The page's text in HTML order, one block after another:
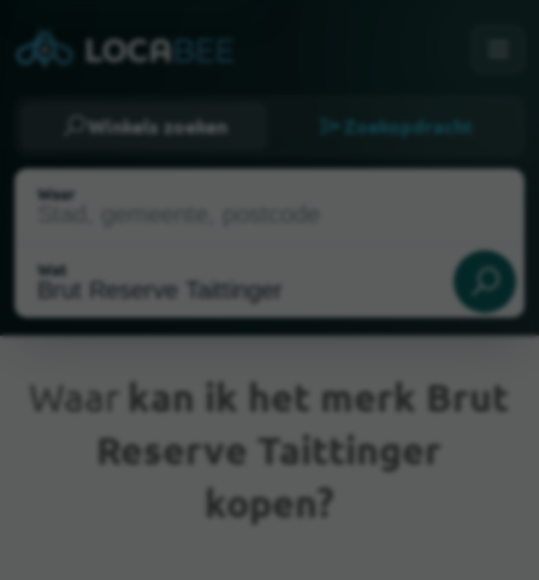
Winkels zoeken Zoekopdracht
Waar
Wat
Huidige locatie
Waar kan ik het merk Brut
Reserve Taittinger
kopen?